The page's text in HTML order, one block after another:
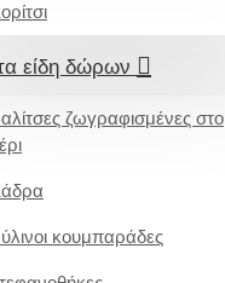
είδη δώρων
ζωγραφισμένες στο
κουμπαράδες